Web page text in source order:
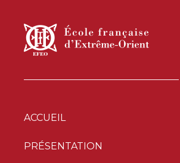
ACCUEIL
PRÉSENTATION